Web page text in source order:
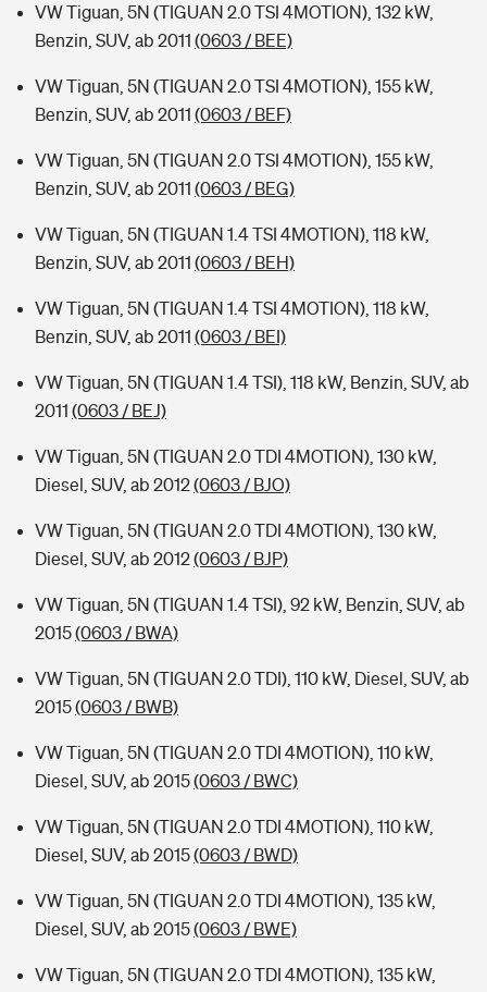
VW Tiguan, 5N (TIGUAN 2.0 TSI 4MOTION), 132 kW,
Benzin, SUV, ab 2011 (0603 / BEE)
VW Tiguan, 5N (TIGUAN 2.0 TSI 4MOTION), 155 kW,
Benzin, SUV, ab 2011 (0603 / BEF)
VW Tiguan, 5N (TIGUAN 2.0 TSI 4MOTION), 155 kW,
Benzin, SUV, ab 2011 (0603 / BEG)
VW Tiguan, 5N (TIGUAN 1.4 TSI 4MOTION), 118 kW,
Benzin, SUV, ab 2011 (0603 / BEH)
VW Tiguan, 5N (TIGUAN 1.4 TSI 4MOTION), 118 kW,
Benzin, SUV, ab 2011 (0603 / BEI)
VW Tiguan, 5N (TIGUAN 1.4 TSI), 118 kW, Benzin, SUV, ab
2011 (0603 / BEJ)
VW Tiguan, 5N (TIGUAN 2.0 TDI 4MOTION), 130 kW,
Diesel, SUV, ab 2012(0603 / BJO)
VW Tiguan, 5N (TIGUAN 2.0 TDI 4MOTION), 130 kW,
Diesel, SUV, ab 2012(0603 / BJP)
VW Tiguan, 5N (TIGUAN 1.4 TSI), 92 kW, Benzin, SUV, ab
2015(0603 / BWA)
VW Tiguan, 5N (TIGUAN 2.0 TDI), 110 kW, Diesel, SUV, ab
2015(0603 / BWB)
VW Tiguan, 5N (TIGUAN 2.0 TDI 4MOTION), 110 kW,
Diesel, SUV, ab 2015(0603 / BWC)
VW Tiguan, 5N (TIGUAN 2.0 TDI 4MOTION), 110 kW,
Diesel, SUV, ab 2015(0603 / BWD)
VW Tiguan, 5N (TIGUAN 2.0 TDI 4MOTION), 135 kW,
Diesel, SUV, ab 2015(0603 / BWE)
VW Tiguan, 5N (TIGUAN 2.0 TDI 4MOTION), 135 kW,